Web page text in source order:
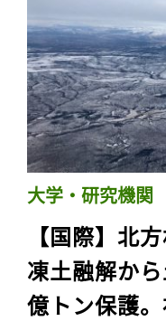
大学・研究機関
【国際】北
凍土融解か
億トン保護